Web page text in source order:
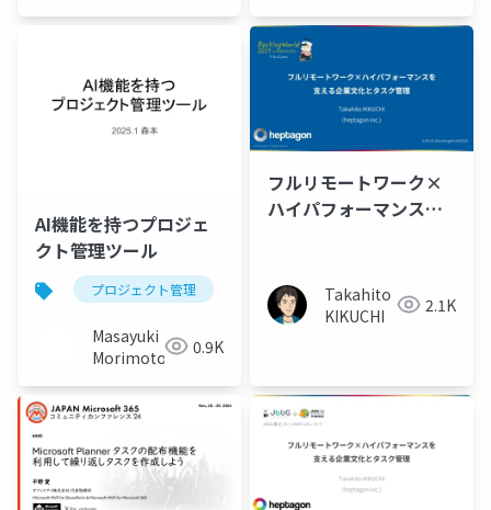
AI機能を持つプロジェ
クト管理ツール
プロジェクト管理 プロジェジェクトマネジメント
Masayuki
Morimoto
0.9K
フルリモートワーク×
ハイパフォーマンスを
World
2024(2024.12.14)
Takahito
KIKUCHI
2.1K